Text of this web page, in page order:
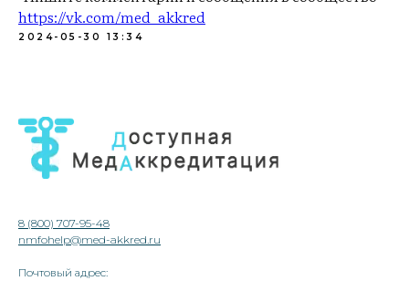
https://vk.com/med_akkred
2024-05-30 13:34
8 (800) 707-95-48
nmfohelp@med-akkred.ru
Почтовый адрес: